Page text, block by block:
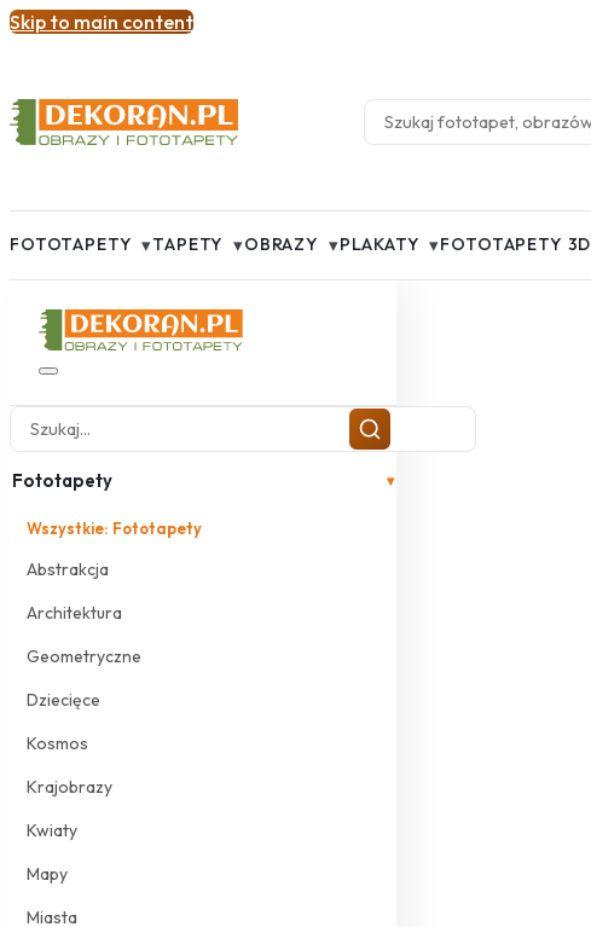
Skip to main content
FOTOTAPETY ▾TAPETY ▾OBRAZY ▾PLAKATY ▾FOTOTAPETY 3D
Fototapety ▾
Wszystkie: Fototapety
Abstrakcja
Architektura
Geometryczne
Dziecięce
Kosmos
Krajobrazy
Kwiaty
Mapy
Miasta